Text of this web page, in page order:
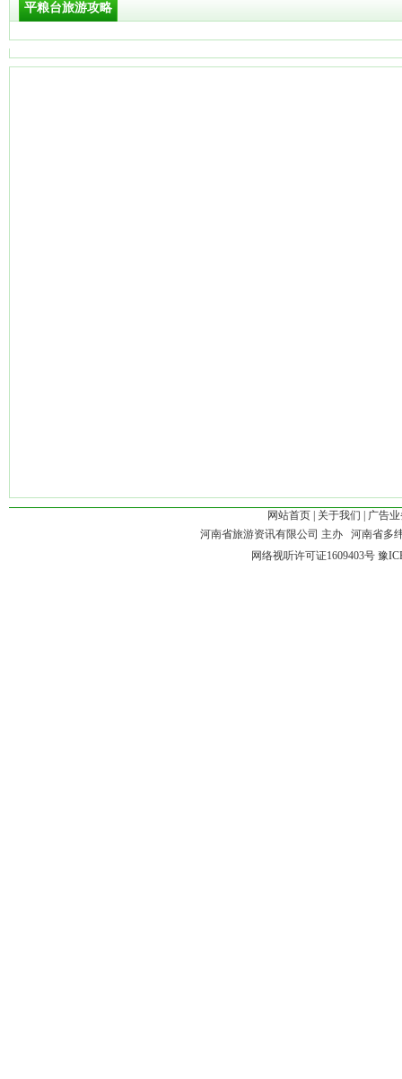
平粮台旅游攻略
网站首页 关于我们
广告
河南省旅游资讯有限公司 主办 河南省多
网络视听许可证1609403号豫